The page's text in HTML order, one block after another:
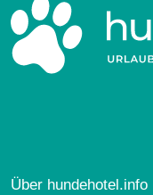
Über hundehotel.info